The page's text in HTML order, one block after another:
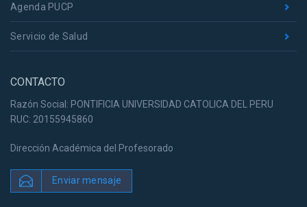
Agenda PUCP
Servicio de Salud
CONTACTO
Razón Social: PONTIFICIA UNIVERSIDAD CATOLICA DEL PERU
RUC: 20155945860
Dirección Académica del Profesorado
Enviar mensaje